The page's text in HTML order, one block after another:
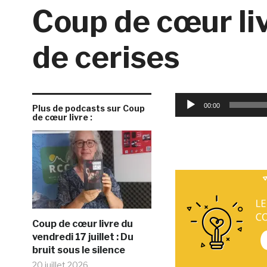
Coup de cœur
de cerises
Plus de podcasts sur Coup
de cœur livre :
Coup de cœur livre du
vendredi 17 juillet : Du
bruit sous le silence
20 juillet 2026
Lecteur
audio
00:00